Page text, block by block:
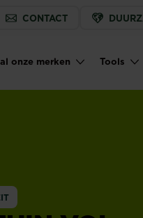
CONTACT
onze merken Tools